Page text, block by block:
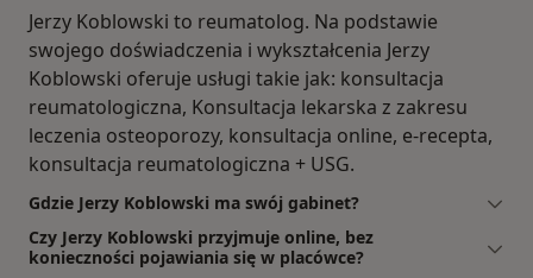
Jerzy Koblowski to reumatolog. Na podstawie
swojego doświadczenia i wykształcenia Jerzy
Koblowski oferuje usługi takie jak: konsultacja
reumatologiczna, Konsultacja lekarska z zakresu
leczenia osteoporozy, konsultacja online, e-recepta,
konsultacja reumatologiczna + USG.
Gdzie Jerzy Koblowski ma swój gabinet?
Czy Jerzy Koblowski przyjmuje online, bez
konieczności pojawiania się w placówce?